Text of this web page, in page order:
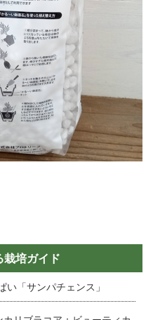
栽培ガイド
「サンパチェンス」